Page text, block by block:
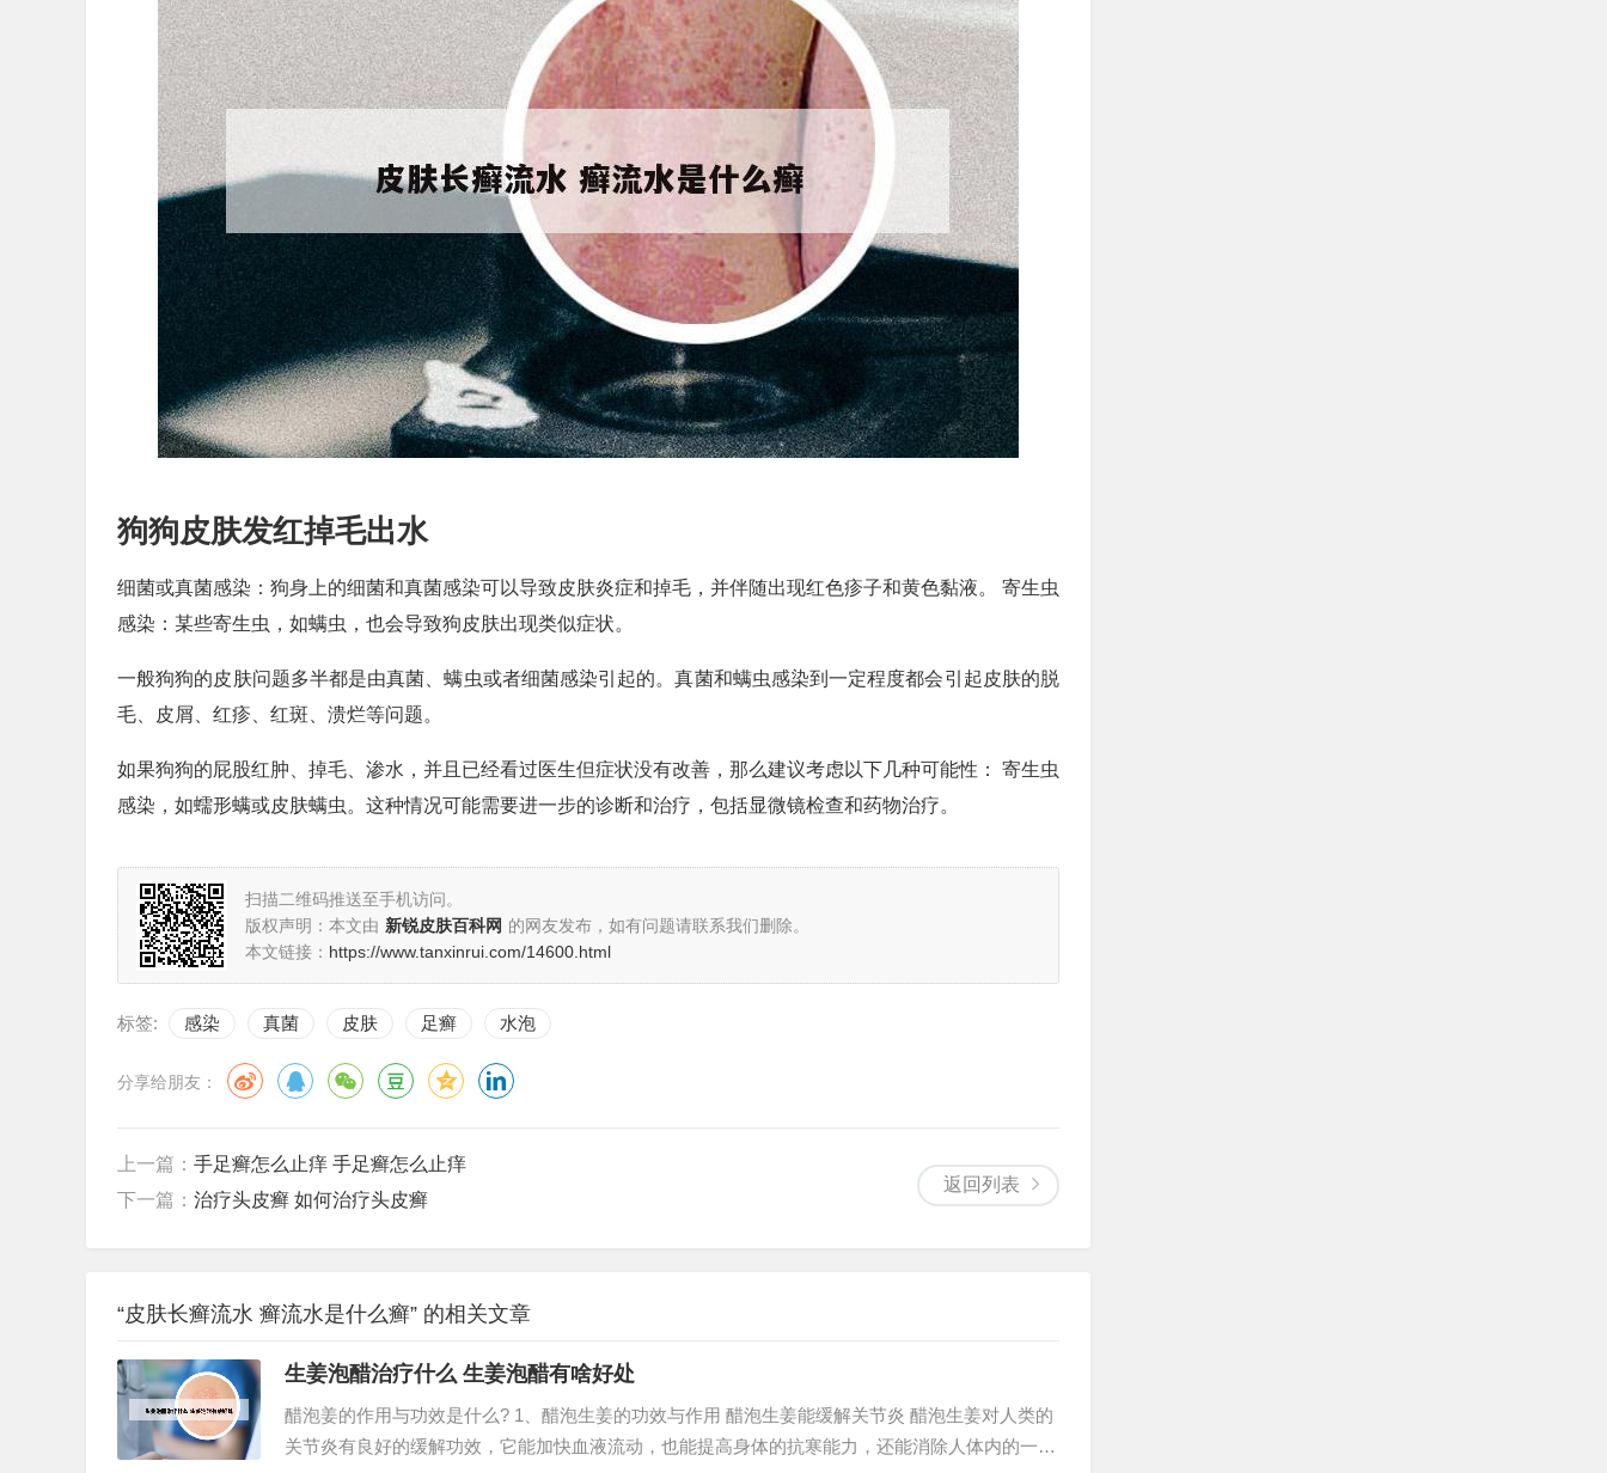
狗狗皮肤发红掉毛出水
细菌或真菌感染：狗身上的细菌和真菌感染可以导致皮肤炎症和掉毛，并伴随出现红色疹子和黄色黏液。 寄生虫
感染：某些寄生虫，如螨虫，也会导致狗皮肤出现类似症状。
一般狗狗的皮肤问题多半都是由真菌、螨虫或者细菌感染引起的。真菌和螨虫感染到一定程度都会引起皮肤的脱
毛、皮屑、红疹、红斑、溃烂等问题。
如果狗狗的屁股红肿、掉毛、渗水，并且已经看过医生但症状没有改善，那么建议考虑以下几种可能性： 寄生虫
感染，如蠕形螨或皮肤螨虫。这种情况可能需要进一步的诊断和治疗，包括显微镜检查和药物治疗。
扫描二维码推送至手机访问。
版权声明：本文由 新锐皮肤百科网 的网友发布，如有问题请联系我们删除。
本文链接： https://www.tanxinrui.com/14600.html
标签: 感染 真菌 皮肤 足癣 水泡
分享给朋友：
返回列表
上一篇： 手足癣怎么止痒 手足癣怎么止痒
下一篇： 治疗头皮癣 如何治疗头皮癣
“皮肤长癣流水 癣流水是什么癣” 的相关文章
生姜泡醋治疗什么 生姜泡醋有啥好处
醋泡姜的作用与功效是什么? 1、醋泡生姜的功效与作用 醋泡生姜能缓解关节炎 醋泡生姜对人类的
关节炎有良好的缓解功效，它能加快血液流动，也能提高身体的抗寒能力，还能消除人体内的一些